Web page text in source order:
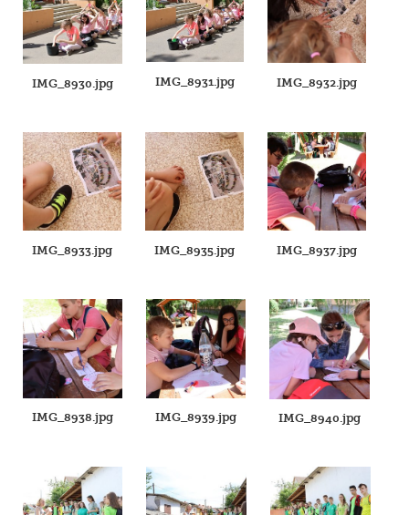
IMG_8930.jpg IMG_8931.jpg IMG_8932.jpg
IMG_8933.jpg IMG_8935.jpg IMG_8937.jpg
IMG_8938.jpg IMG_8939.jpg IMG_8940.jpg